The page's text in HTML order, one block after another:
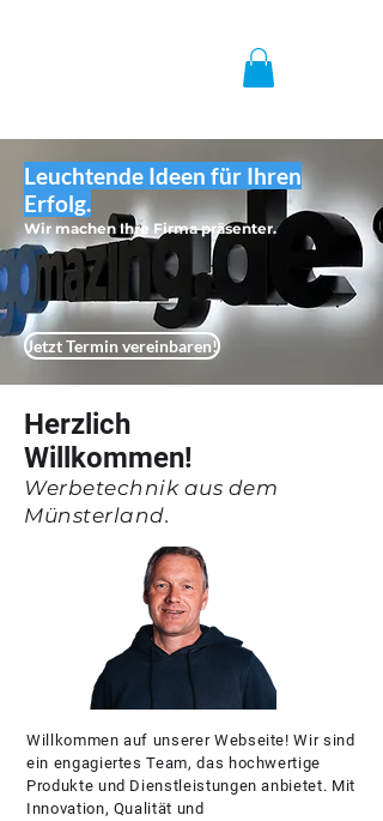
Leuchtende Ideen für Ihren
Erfolg.
Wir machen Ihre Firma präsenter.
Jetzt Termin vereinbaren!
Herzlich
Willkommen!
Werbetechnik aus dem
Münsterland.
Willkommen auf unserer Webseite! Wir sind
ein engagiertes Team, das hochwertige
Produkte und Dienstleistungen anbietet. Mit
Innovation, Qualität und